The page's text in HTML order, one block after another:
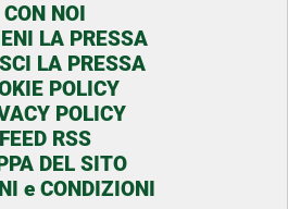
CON NOI
LA PRESSA
LA PRESSA
POLICY
POLICY
FEED RSS
DEL SITO
e CONDIZIONI